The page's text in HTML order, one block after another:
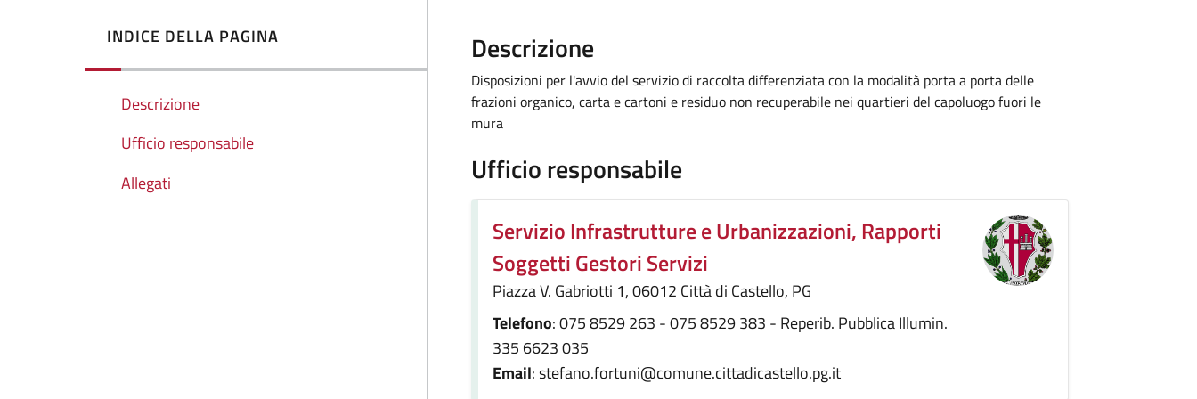
INDICE DELLA PAGINA
Descrizione
Ufficio responsabile
Allegati
Descrizione
Disposizioni per l'avvio del servizio di raccolta differenziata con la modalità porta a porta delle
frazioni organico, carta e cartoni e residuo non recuperabile nei quartieri del capoluogo fuori le
mura
Ufficio responsabile
Servizio Infrastrutture e Urbanizzazioni, Rapporti
Soggetti Gestori Servizi
Piazza V. Gabriotti 1, 06012 Città di Castello, PG
Telefono: 075 8529 263 - 075 8529 383 - Reperib. Pubblica Illumin.
335 6623 035
Email: stefano.fortuni@comune.cittadicastello.pg.it